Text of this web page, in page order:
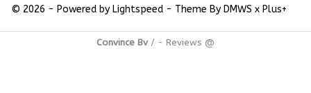
© 2026 - Powered by Lightspeed- Theme By DMWS x Plus+
Convince Bv/ - Reviews @